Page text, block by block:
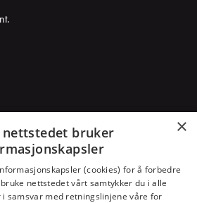
×
nettstedet bruker
(cookies) for å forbedre
nettstedet vårt samtykker du i alle
samsvar med retningslinjene våre for